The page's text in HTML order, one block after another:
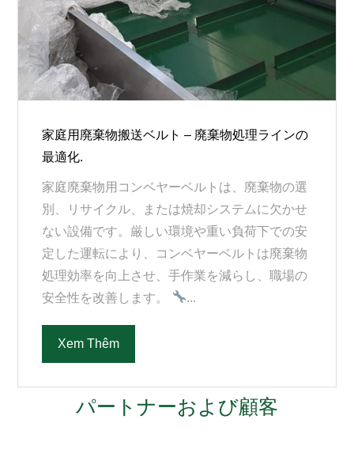
家庭用廃棄物搬送ベルト – 廃棄物処理ラインの
最適化.
家庭廃棄物用コンベヤーベルトは、廃棄物の選
別、リサイクル、または焼却システムに欠かせ
ない設備です。厳しい環境や重い負荷下での安
定した運転により、コンベヤーベルトは廃棄物
処理効率を向上させ、手作業を減らし、職場の
安全性を改善します。
...
Xem Thêm
パートナーおよび顧客